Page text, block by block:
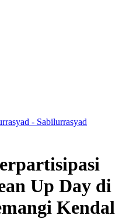
Up Day di
Kendal